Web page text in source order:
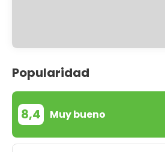
Popularidad
8,4 Muy bueno